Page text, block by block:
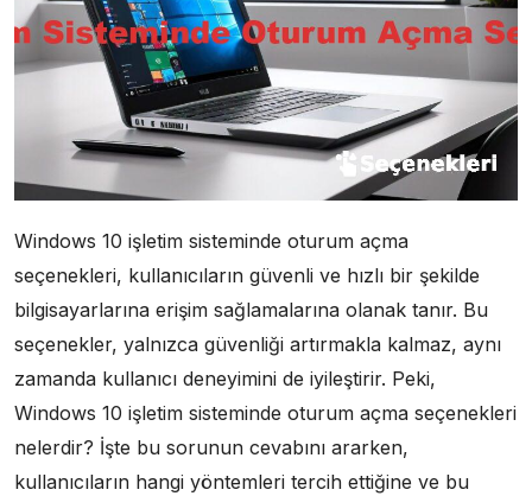
Windows 10 işletim sisteminde oturum açma
seçenekleri, kullanıcıların güvenli ve hızlı bir şekilde
bilgisayarlarına erişim sağlamalarına olanak tanır. Bu
seçenekler, yalnızca güvenliği artırmakla kalmaz, aynı
zamanda kullanıcı deneyimini de iyileştirir. Peki,
Windows 10 işletim sisteminde oturum açma seçenekleri
nelerdir? İşte bu sorunun cevabını ararken,
kullanıcıların hangi yöntemleri tercih ettiğine ve bu